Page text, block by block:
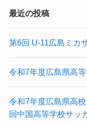
最近の投稿
第6回 U-11広島ミカ
令和7年度広島県高
令和7年度広島県高
回中国高等学校サッ